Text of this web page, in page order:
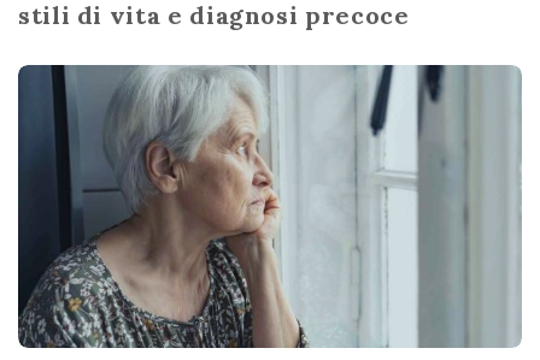
stili di vita e diagnosi precoce